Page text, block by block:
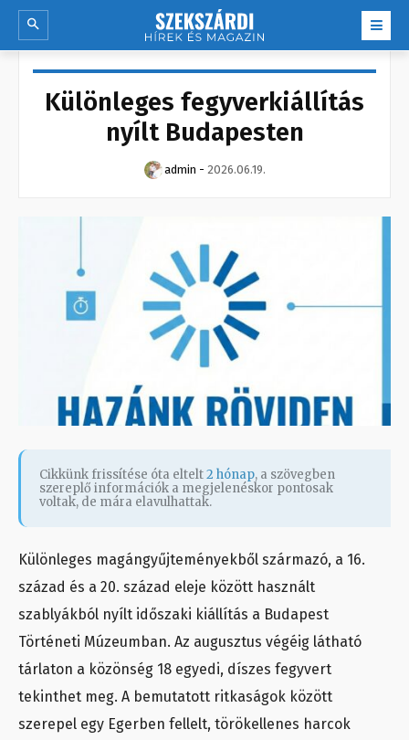
Különleges fegyverkiállítás
nyílt Budapesten
admin - 2026.06.19.
Cikkünk frissítése óta eltelt2 hónap, a szövegben
szereplő információk a megjelenéskor pontosak
voltak, de mára elavulhattak.
Különleges magángyűjteményekből származó, a 16.
század és a 20. század eleje között használt
szablyákból nyílt időszaki kiállítás a Budapest
Történeti Múzeumban. Az augusztus végéig látható
tárlaton a közönség 18 egyedi, díszes fegyvert
tekinthet meg. A bemutatott ritkaságok között
szerepel egy Egerben fellelt, törökellenes harcok